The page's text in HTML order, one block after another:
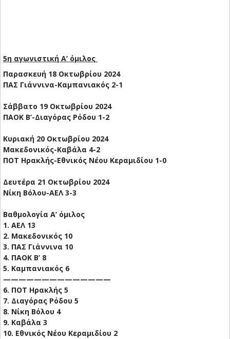
5η αγωνιστική Α’ όμιλος
Παρασκευή 18 Οκτωβρίου 2024
ΠΑΣ Γιάννινα-Καμπανιακός 2-1
Σάββατο 19 Οκτωβρίου 2024
ΠΑΟΚ Β’-Διαγόρας Ρόδου 1-2
Κυριακή 20 Οκτωβρίου 2024
Μακεδονικός-Καβάλα 4-2
ΠΟΤ Ηρακλής-Εθνικός Νέου Κεραμιδίου 1-0
Δευτέρα 21 Οκτωβρίου 2024
Νίκη Βόλου-ΑΕΛ 3-3
Βαθμολογία Α’ όμιλος
1. ΑΕΛ 13
2. Μακεδονικός 10
3. ΠΑΣ Γιάννινα 10
4. ΠΑΟΚ Β’ 8
5. Καμπανιακός 6
——————————————
6. ΠΟΤ Ηρακλής 5
7. Διαγόρας Ρόδου 5
8. Νίκη Βόλου 4
9. Καβάλα 3
10. Εθνικός Νέου Κεραμιδίου 2